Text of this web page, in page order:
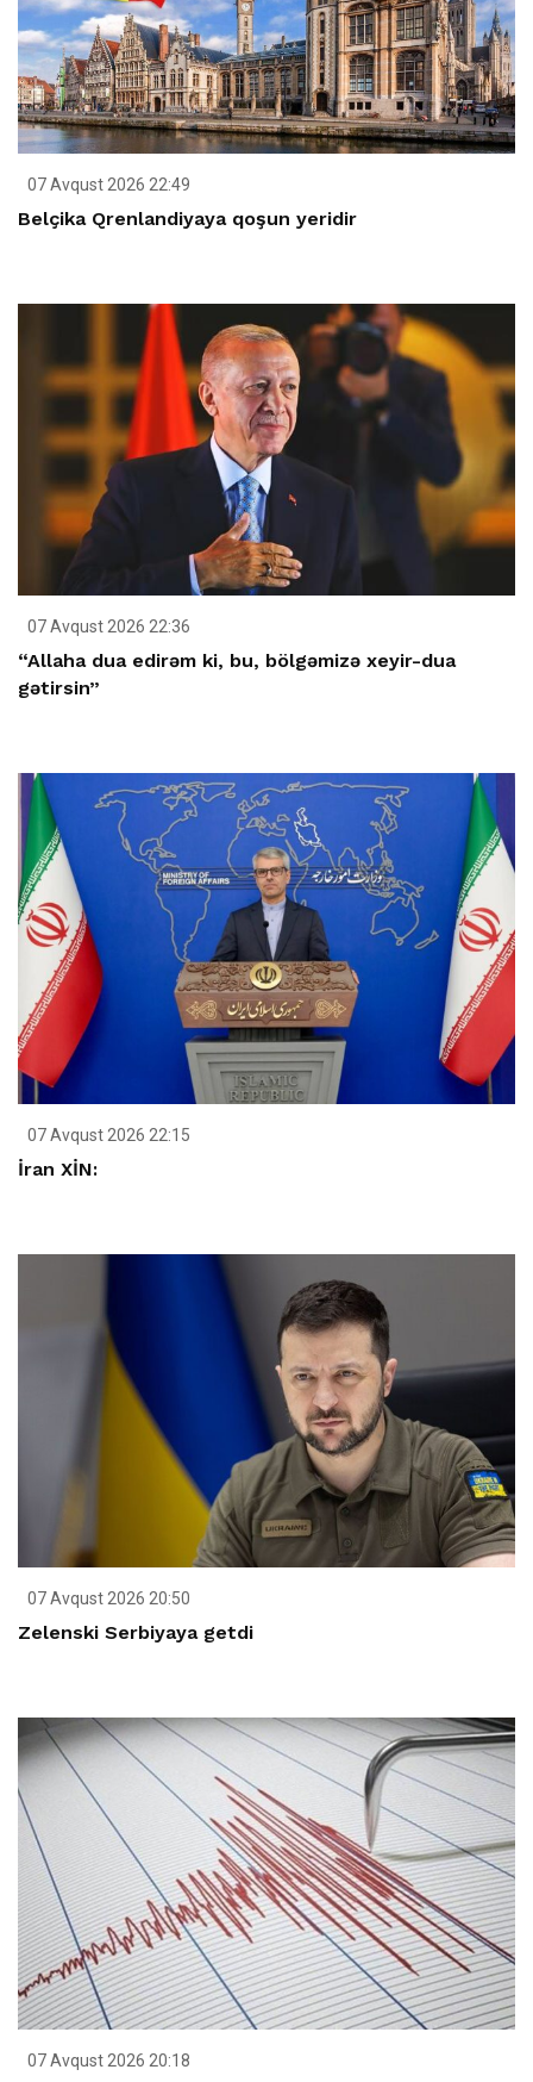
07 Avqust 2026 22:49
Belçika Qrenlandiyaya qoşun yeridir
07 Avqust 2026 22:36
“Allaha dua edirəm ki, bu, bölgəmizə xeyir-dua
gətirsin”
07 Avqust 2026 22:15
İran XİN:
07 Avqust 2026 20:50
Zelenski Serbiyaya getdi
07 Avqust 2026 20:18